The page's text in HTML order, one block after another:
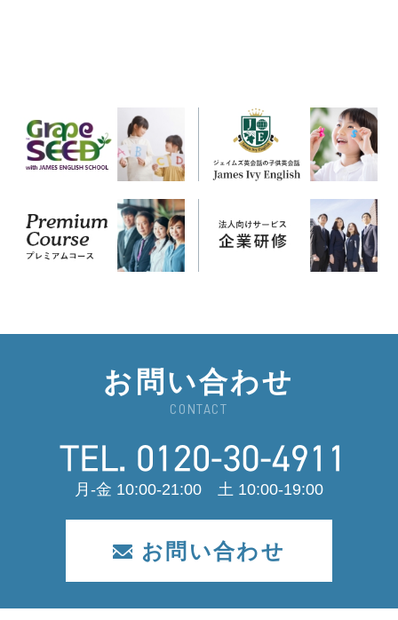
お問い合わせ
CONTACT
月-金 10:00-21:00 土 10:00-19:00
お問い合わせ